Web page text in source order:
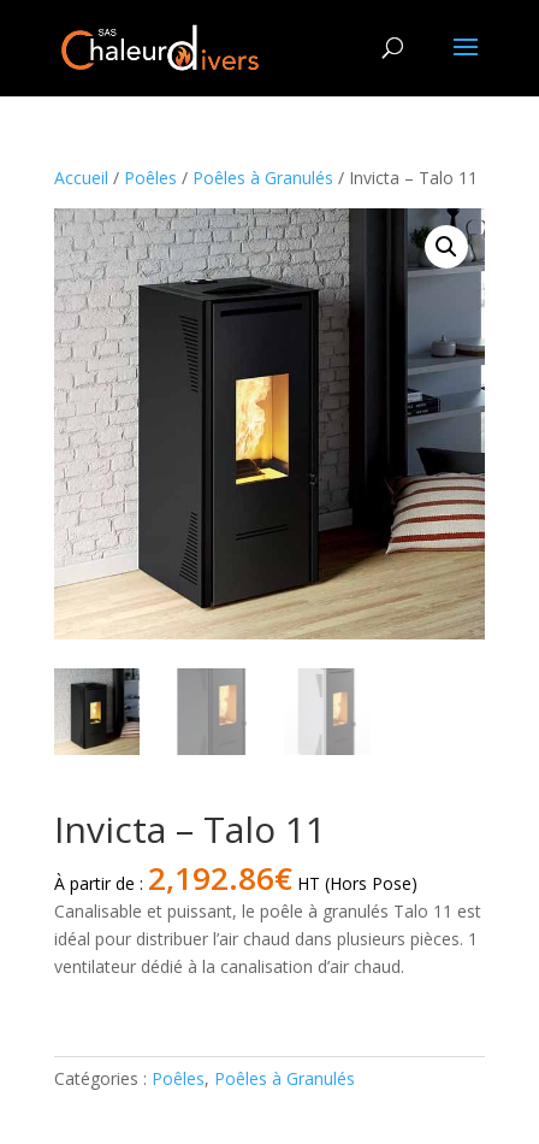
Accueil / Poêles / Poêles à Granulés / Invicta – Talo 11
Invicta – Talo 11
À partir de : 2,192.86€ HT (Hors Pose)
Canalisable et puissant, le poêle à granulés Talo 11 est
idéal pour distribuer l’air chaud dans plusieurs pièces. 1
ventilateur dédié à la canalisation d’air chaud.
Invicta
Catégories : Poêles, Poêles à Granulés